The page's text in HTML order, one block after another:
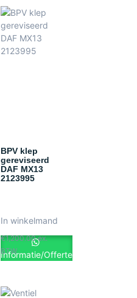
BPV klep
gereviseerd
DAF MX13
2123995
€1,200.00 ex.
BTW
In winkelmand
Informatie/Offerte